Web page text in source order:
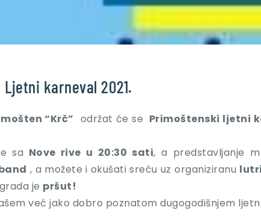
Ljetni karneval 2021.
“Krč” održat će se Primoštenski ljetni
sa Nove rive u 20:30 sati, a predstavljanje
, a možete i okušati sreću uz organiziranu
je pršut!
već jako dobro poznatom dugogodišnjem